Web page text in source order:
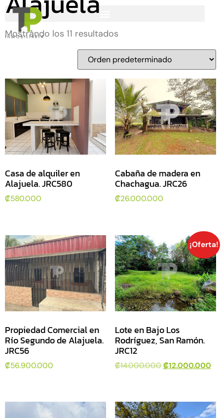
Mostrando los 11 resultados
Casa de alquiler en
Alajuela. JRC580
₡580.000
Cabaña de madera en
Chachagua. JRC26
₡26.000.000
Propiedad Comercial en
Río Segundo de Alajuela.
JRC56
₡56.900.000
¡Oferta!
Lote en Bajo Los
Rodríguez, San Ramón.
JRC12
₡14.000.000 ₡12.000.000